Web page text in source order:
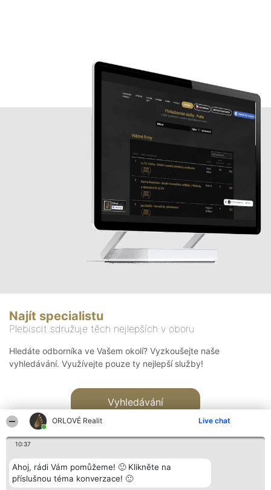
ORLOVÉ Realit Live chat
10:37
Ahoj, rádi Vám pomůžeme! 🙂 Klikněte na
příslušnou téma konverzace! 🙂
Najít specialistu
Plebiscit sdružuje těch nejlepších v oboru
Hledáte odborníka ve Vašem okolí? Vyzkoušejte naše
vyhledávání. Využívejte pouze ty nejlepší služby!
Vyhledávání